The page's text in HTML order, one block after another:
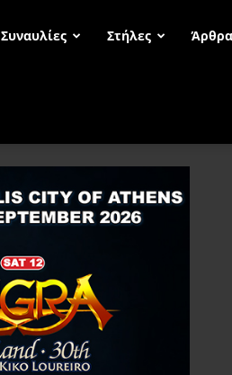
Συναυλίες Στήλες Άρθρα